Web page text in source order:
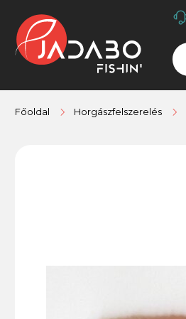
Főoldal Horgászfelszerelés